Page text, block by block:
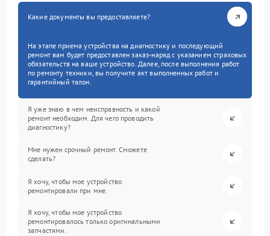
Какие документы вы предоставляете?
На этапе приема устройства на диагностику и последующий
ремонт вам будет предоставлен заказ-наряд с указанием страховых
обязательств на ваше устройство. Далее, после выполнения работ
по ремонту техники, вы получите акт выполненных работ и
гарантийный талон.
Я уже знаю в чем неисправность и какой
ремонт необходим. Для чего проводить
диагностику?
Мне нужен срочный ремонт. Сможете
сделать?
Я хочу, чтобы мое устройство
ремонтировали при мне.
Я хочу, чтобы мое устройство
ремонтировалось только оригинальными
запчастями.